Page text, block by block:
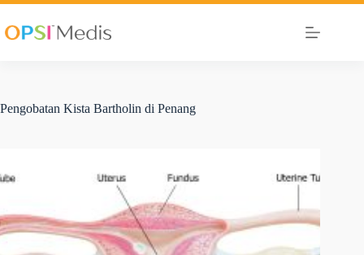
Pengobatan Kista Bartholin di Penang